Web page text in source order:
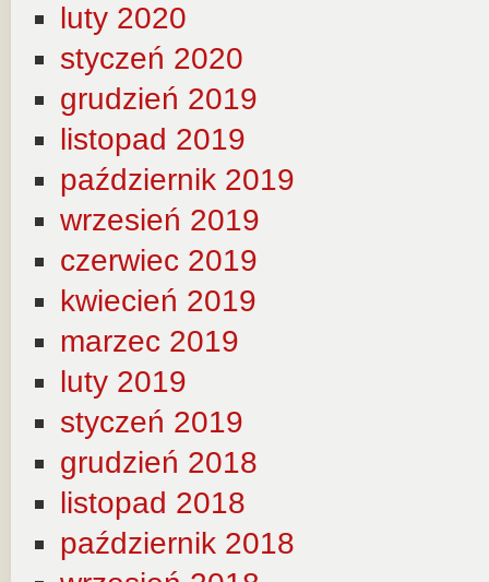
luty 2020
styczeń 2020
grudzień 2019
listopad 2019
październik 2019
wrzesień 2019
czerwiec 2019
kwiecień 2019
marzec 2019
luty 2019
styczeń 2019
grudzień 2018
listopad 2018
październik 2018